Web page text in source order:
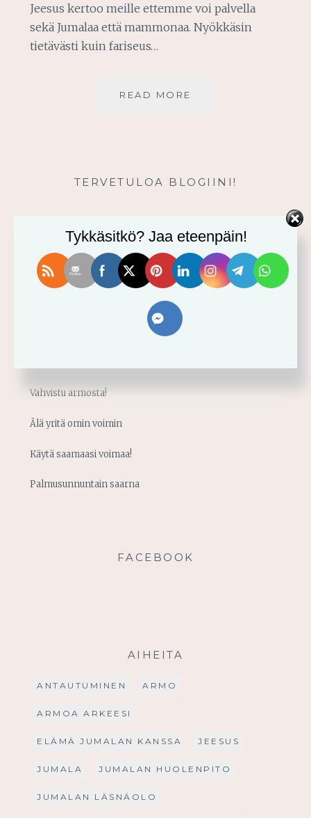
Jeesus kertoo meille ettemme voi palvella
sekä Jumalaa että mammonaa. Nyökkäsin
tietävästi kuin fariseus…
READ MORE
TERVETULOA BLOGIINI!
VIIMEISIMMÄT
Vahvistu armosta!
Älä yritä omin voimin
Käytä saamaasi voimaa!
Palmusunnuntain saarna
FACEBOOK
AIHEITA
ANTAUTUMINEN ARMO
ARMOA ARKEESI
ELÄMÄ JUMALAN KANSSA JEESUS
JUMALA JUMALAN HUOLENPITO
JUMALAN LÄSNÄOLO
Tykkäsitkö? Jaa eteenpäin!